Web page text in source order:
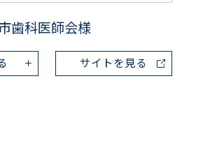
歯科医師会様
サイトを見る